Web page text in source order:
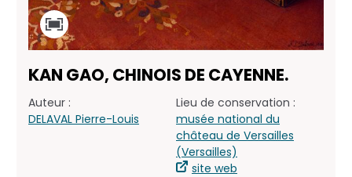
KAN GAO, CHINOIS DE CAYENNE.
Auteur :
DELAVAL Pierre-Louis
Lieu de conservation :
musée national du
château de Versailles
(Versailles)
site web